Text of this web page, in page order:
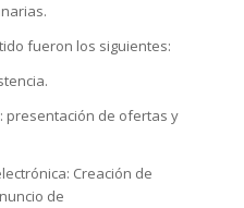
fueron los siguientes:
presentación de ofertas y
Creación de
de